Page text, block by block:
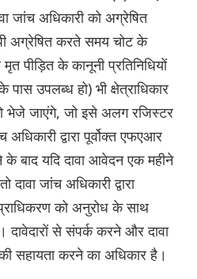
जांच अधिकारी को अग्रेषित
अग्रेषित करते समय चोट के
पीड़ित के कानूनी प्रतिनिधियों
उपलब्ध हो) भी क्षेत्राधिकार
भेजे जाएंगे, जो इसे अलग रजिस्टर
द्वारा पूर्वोक्त एफएआर
के बाद यदि दावा आवेदन एक महीने
दावा जांच अधिकारी द्वारा
को अनुरोध के साथ
दावेदारों से संपर्क करने और दावा
सहायता करने का अधिकार है।